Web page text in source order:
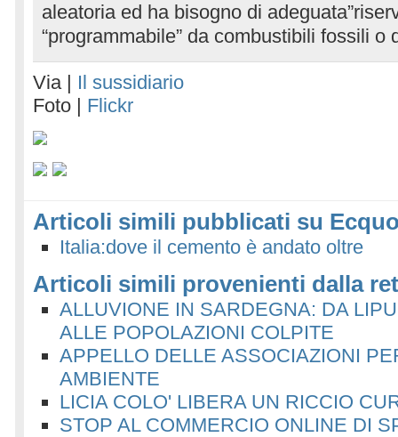
aleatoria ed ha bisogno di
“programmabile” da combustibili fossili o
Via | Il sussidiario
Foto | Flickr
Articoli simili pubblicati su
Italia:dove il cemento è andato oltre
Articoli simili provenienti dalla
ALLUVIONE IN SARDEGNA: DA
ALLE POPOLAZIONI COLPITE
APPELLO DELLE ASSOCIAZIONI
AMBIENTE
LICIA COLO' LIBERA UN RICCIO
STOP AL COMMERCIO ONLINE DI